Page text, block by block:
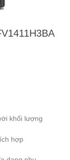
khối lượng
hợp